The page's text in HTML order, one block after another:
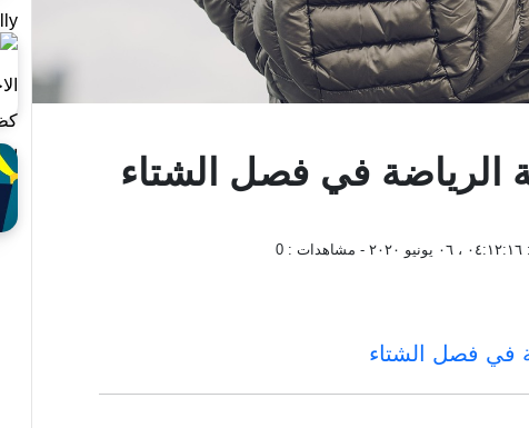
الرياضة في فصل الشتاء
٠٤:١٢:١٦ ، ٠٦ يونيو ٢٠٢٠ - مشاهدات : 0
في فصل الشتاء